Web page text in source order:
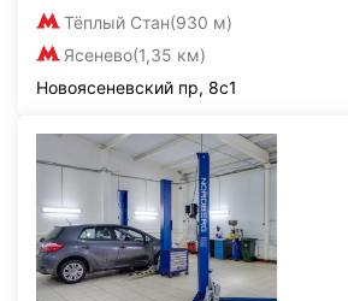
Тёплый Стан(930 м)
Ясенево(1,35 км)
Новоясеневский пр, 8с1